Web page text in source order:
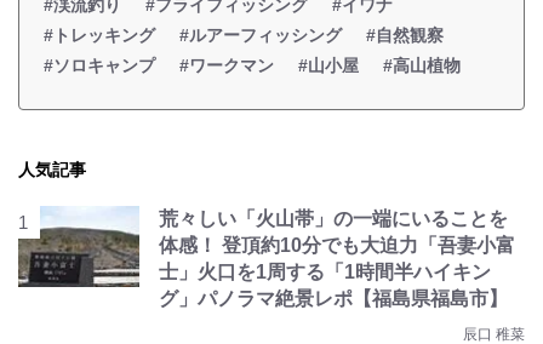
#渓流釣り #フライフィッシング
#イワナ
#トレッキング
#ルアーフィッシング
#自然観察
#ソロキャンプ
#ワークマン #山小屋 #高山植物
人気記事
荒々しい「火山帯」の一端にいることを
体感！ 登頂約10分でも大迫力「吾妻小富
士」火口を1周する「1時間半ハイキン
グ」パノラマ絶景レポ【福島県福島市】
辰口 稚菜